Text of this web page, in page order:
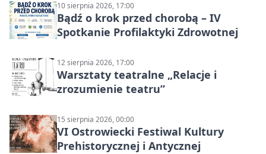
10 sierpnia 2026, 17:00
Bądź o krok przed chorobą – IV
Spotkanie Profilaktyki Zdrowotnej
12 sierpnia 2026, 17:00
Warsztaty teatralne „Relacje i
zrozumienie teatru”
15 sierpnia 2026, 00:00
VI Ostrowiecki Festiwal Kultury
Prehistorycznej i Antycznej